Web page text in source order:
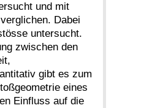
und mit
Dabei
untersucht.
zwischen den
gibt es zum
eines
Einfluss auf die